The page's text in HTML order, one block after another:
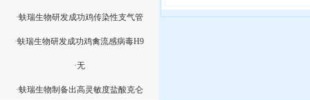
·蚨瑞生物研发成功鸡传染性支气管
·蚨瑞生物研发成功鸡禽流感病毒H9
·无
·蚨瑞生物制备出高灵敏度盐酸克仑